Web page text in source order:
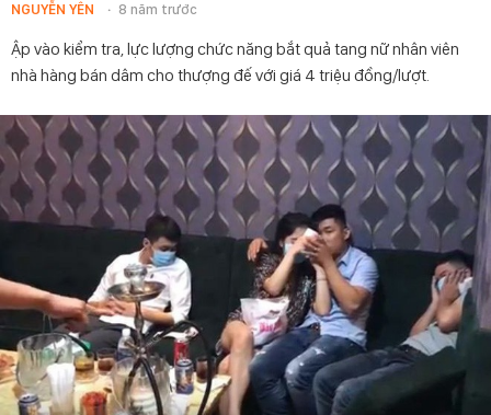
NGUYỄN YÊN 8 năm trước
Ập vào kiểm tra, lực lượng chức năng bắt quả tang nữ nhân viên
nhà hàng bán dâm cho thượng đế với giá 4 triệu đồng/lượt.